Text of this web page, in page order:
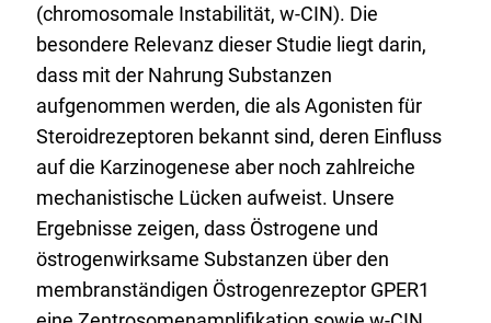
(chromosomale Instabilität, w-CIN). Die
besondere Relevanz dieser Studie liegt darin,
dass mit der Nahrung Substanzen
aufgenommen werden, die als Agonisten für
Steroidrezeptoren bekannt sind, deren Einfluss
auf die Karzinogenese aber noch zahlreiche
mechanistische Lücken aufweist. Unsere
Ergebnisse zeigen, dass Östrogene und
östrogenwirksame Substanzen über den
membranständigen Östrogenrezeptor GPER1